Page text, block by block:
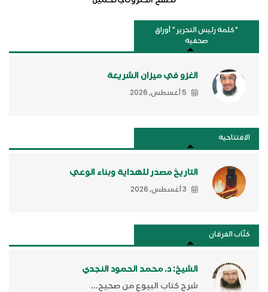
"كلمة رئيس التحرير " أوراق
صحفية
الغزو في ميزان الشريعة
5 أغسطس, 2026
الافتتاحية
التاريخ مصدر للهداية وبناء الوعي
3 أغسطس, 2026
كتَّاب الفرقان
الشيخ: د. محمد الحمود النجدي
شرح كتاب البيوع من صحيح...